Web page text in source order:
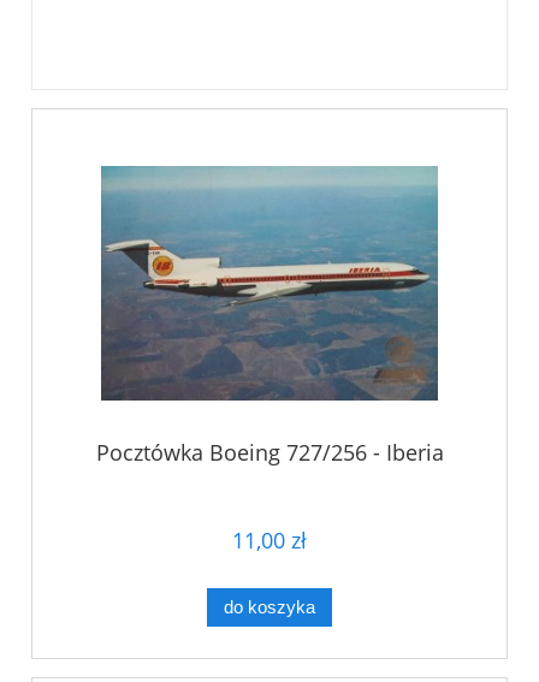
Pocztówka Boeing 727/256 - Iberia
11,00 zł
do koszyka